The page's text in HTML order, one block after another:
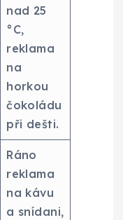
nad 25
°C,
reklama
na
horkou
čokoládu
při dešti.
Ráno
reklama
na kávu
a snídani,